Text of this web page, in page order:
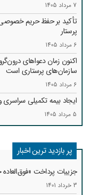
7 مرداد 1405
تأکید بر حفظ حریم خصوصی
پرستار
6 مرداد 1405
اکنون زمان دعواهای
سازمان‌های پرستاری است
6 مرداد 1405
ایجاد بیمه تکمیلی سراسری
5 مرداد 1405
پر بازدید ترین اخبار
جزییات پرداخت
3 خرداد 1401